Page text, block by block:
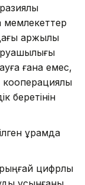
мемлекеттер
қаржылық
ғана емес,
беретінін
құрамда
цифрлық